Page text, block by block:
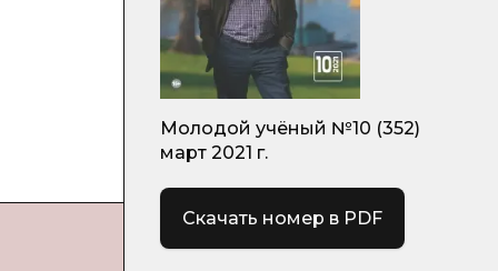
Молодой учёный №10 (352)
март 2021 г.
Скачать номер в PDF